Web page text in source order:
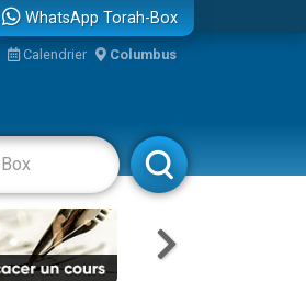
WhatsApp Torah-Box
Calendrier Columbus
Rabbanim